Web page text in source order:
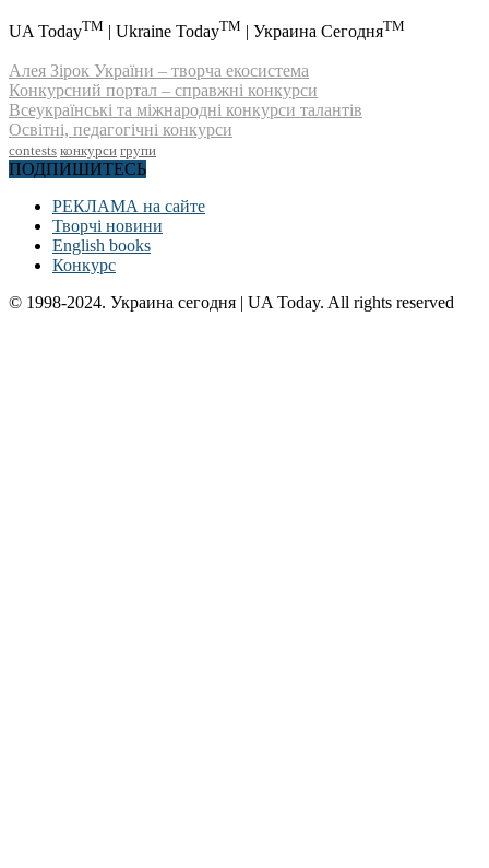
UA TodayTM | Ukraine TodayTM | Украина СегодняTM
Алея Зірок України – творча екосистема
Конкурсний портал – справжні конкурси
Всеукраїнські та міжнародні конкурси талантів
Освітні, педагогічні конкурси
contests конкурси групи
ПОДПИШИТЕСЬ
РЕКЛАМА на сайте
Творчі новини
English books
Конкурс
© 1998-2024. Украина сегодня | UA Today. All rights reserved